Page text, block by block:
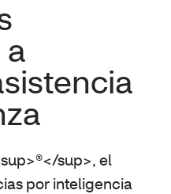
sup>, el
por inteligencia